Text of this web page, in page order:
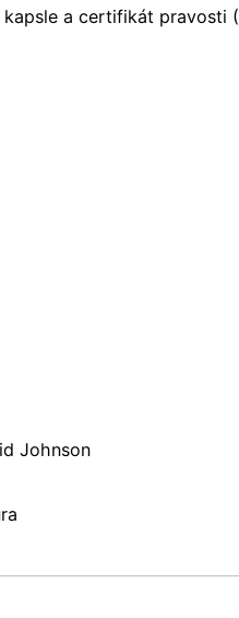
kapsle a certifikát pravosti
Johnson